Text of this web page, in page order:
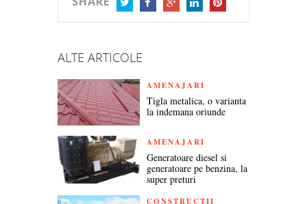
ALTE ARTICOLE
AMENAJARI
Tigla metalica, o varianta
la indemana oriunde
AMENAJARI
Generatoare diesel si
generatoare pe benzina, la
super preturi
CONSTRUCTII